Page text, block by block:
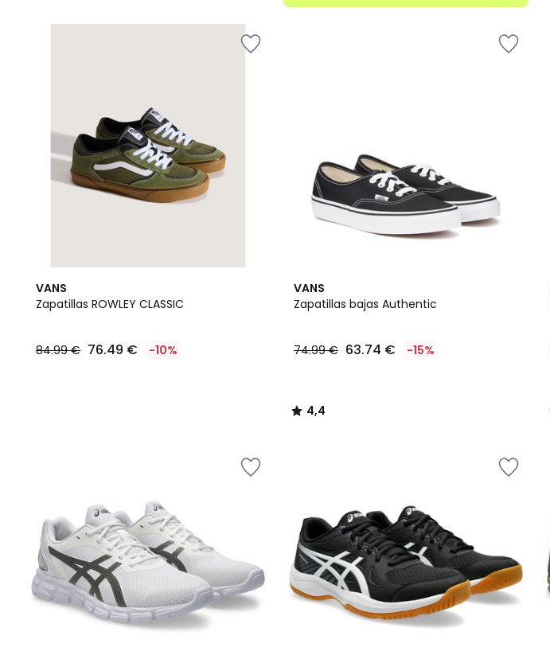
VANS
Zapatillas ROWLEY CLASSIC
84.99 € 76.49 € -10%
VANS
Zapatillas bajas Authentic
74.99 € 63.74 € -15%
4,4
/ 5
4,4
/